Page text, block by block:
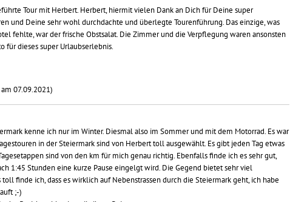
Tour mit Herbert. Herbert, hiermit vielen Dank an Dich für Deine super
und Deine sehr wohl durchdachte und überlegte Tourenführung. Das einzige, was
fehlte, war der frische Obstsalat. Die Zimmer und die Verpflegung waren ansonsten
für dieses super Urlaubserlebnis.
07.09.2021)
kenne ich nur im Winter. Diesmal also im Sommer und mit dem Motorrad. Es war
in der Steiermark sind von Herbert toll ausgewählt. Es gibt jeden Tag etwas
sind von den km für mich genau richtig. Ebenfalls finde ich es sehr gut,
1:45 Stunden eine kurze Pause eingelgt wird. Die Gegend bietet sehr viel
finde ich, dass es wirklich auf Nebenstrassen durch die Steiermark geht, ich habe
;-)